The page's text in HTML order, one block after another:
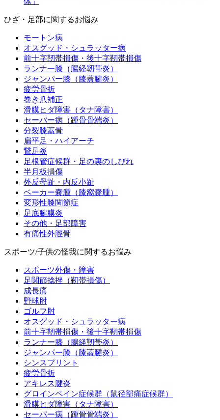
ひざ・足部に関するお悩み
モートン病
オスグッド・シュラッター病
前十字靭帯損傷・後十字靭帯損傷
ランナー膝（腸経靭帯炎）
ジャンパー膝（膝蓋腱炎）
疲労骨折
巻き爪補正
滑膜ヒダ障害（タナ障害）
セーバー病（踵骨骨端炎）
分裂膝蓋骨
扁平足・ハイアーチ
鵞足炎
足根管症候群・足の裏のしびれ
半月板損傷
外反母趾・内反小趾
ベーカー嚢腫（膝窩嚢腫）
変形性膝関節症
足底腱膜炎
その他・足部障害
有痛性外脛骨
スポーツ/子供の怪我に関するお悩み
スポーツ外傷・障害
足関節捻挫（靭帯損傷）
成長痛
野球肘
ゴルフ肘
オスグッド・シュラッター病
前十字靭帯損傷・後十字靭帯損傷
ランナー膝（腸経靭帯炎）
ジャンパー膝（膝蓋腱炎）
シンスプリント
疲労骨折
アキレス腱炎
グロインペイン症候群（鼠径部痛症候群）
滑膜ヒダ障害（タナ障害）
セーバー病（踵骨骨端炎）